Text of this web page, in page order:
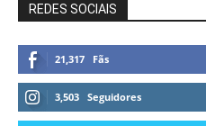
REDES SOCIAIS
21,317 Fãs
3,503 Seguidores